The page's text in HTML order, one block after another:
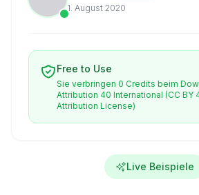
1. August 2020
Free to Use
Sie verbringen 0 Credits beim
Attribution 40 International (CC BY
Attribution License)
Live Beispiele